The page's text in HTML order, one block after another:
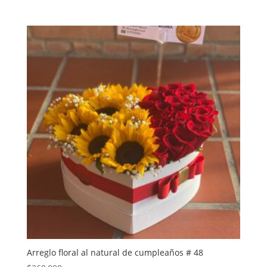
Arreglo floral al natural de cumpleaños # 48